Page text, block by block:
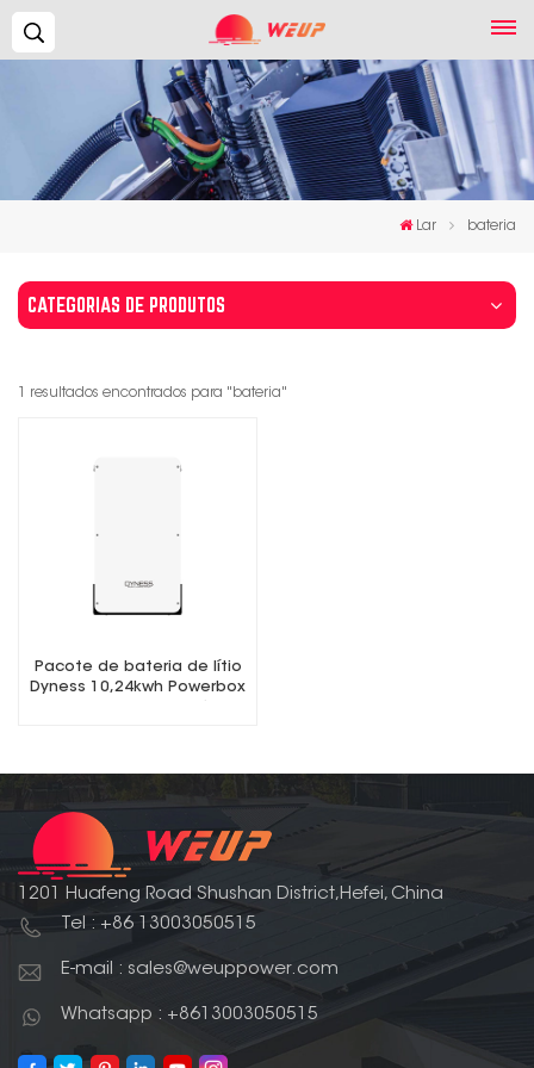
Lar bateria
CATEGORIAS DE PRODUTOS
1 resultados encontrados para "bateria"
Pacote de bateria de lítio
Dyness 10,24kwh Powerbox
1201 Huafeng Road Shushan District,Hefei, China
Tel : +86 13003050515
E-mail : sales@weuppower.com
Whatsapp : +8613003050515